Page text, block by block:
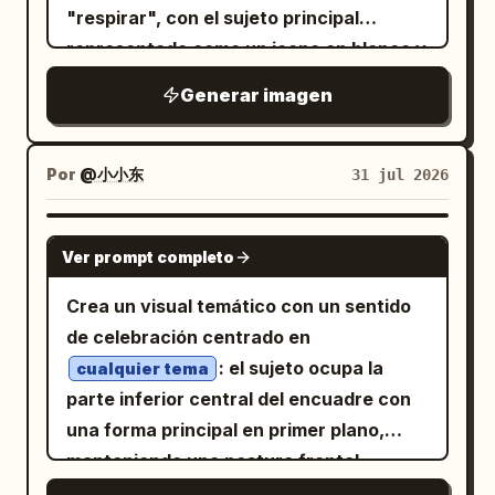
centro y relaciones de capas contenidas
en la parte superior izquierda y la
inferior derecha, dejando un amplio
espacio en blanco. La iluminación es de
luz ambiental azul fría de baja intensidad
con una iluminación de borde blanco
extremadamente fina en la botella,
enfatizando el grosor del vidrio, la
refracción del líquido y los bordes del
incluir valores específicos:
Azul Medianoche #24364A, Azul
Escarcha #9EB9CA, Blanco Frío de
Botella #E8EEF2, Grafito Profundo
#2F3138, un toque de Plata Luz de Luna
#BDC6CD, Gris-Púrpura muy claro
#8A8395
"respirar", con el sujeto principal
representado como un icono en blanco y
visual con bordes definidos. Parte del
sujeto se superpone a un campo
rectangular de
, creando
un efecto de capas similar a un
escenario. La capa de información utiliza
un bloque de texto oscuro y pesado en
la parte inferior, creando un impacto
visual donde la imagen es truncada por
el texto, que a su vez sirve de soporte a
la imagen. La oración principal utiliza
caracteres en negrita, sans-serif y de
color claro en un diseño multilínea
ajustado con un espaciado limpio y un
Generar imagen
Por @小小东 31 jul 2026
GPT IMAGE 2
Ver prompt completo
Crea un visual temático con un sentido
de celebración centrado en
cualquier tema
: el sujeto ocupa la
parte inferior central del encuadre con
una forma principal en primer plano,
manteniendo una postura frontal